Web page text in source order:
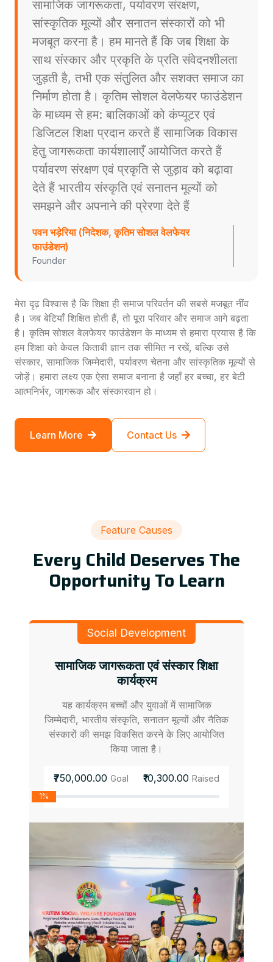
सामाजिक जागरूकता, पर्यावरण संरक्षण,
सांस्कृतिक मूल्यों और सनातन संस्कारों को भी
मजबूत करना है। हम मानते हैं कि जब शिक्षा के
साथ संस्कार और प्रकृति के प्रति संवेदनशीलता
जुड़ती है, तभी एक संतुलित और सशक्त समाज का
निर्माण होता है। कृतिम सोशल वेलफेयर फाउंडेशन
के माध्यम से हम: बालिकाओं को कंप्यूटर एवं
डिजिटल शिक्षा प्रदान करते हैं सामाजिक विकास
हेतु जागरूकता कार्यशालाएँ आयोजित करते हैं
पर्यावरण संरक्षण एवं प्रकृति से जुड़ाव को बढ़ावा
देते हैं भारतीय संस्कृति एवं सनातन मूल्यों को
समझने और अपनाने की प्रेरणा देते हैं
पवन भड़ेरिया (निदेशक, कृतिम सोशल वेलफेयर
फाउंडेशन)
Founder
मेरा दृढ़ विश्वास है कि शिक्षा ही समाज परिवर्तन की सबसे मजबूत नींव
है। जब बेटियाँ शिक्षित होती हैं, तो पूरा परिवार और समाज आगे बढ़ता
है। कृतिम सोशल वेलफेयर फाउंडेशन के माध्यम से हमारा प्रयास है कि
हम शिक्षा को केवल किताबी ज्ञान तक सीमित न रखें, बल्कि उसे
संस्कार, सामाजिक जिम्मेदारी, पर्यावरण चेतना और सांस्कृतिक मूल्यों से
जोड़ें। हमारा लक्ष्य एक ऐसा समाज बनाना है जहाँ हर बच्चा, हर बेटी
आत्मनिर्भर, जागरूक और संस्कारवान हो।
Learn More Contact Us
Feature Causes
Every Child Deserves The
Opportunity To Learn
Social Development
सामाजिक जागरूकता एवं संस्कार शिक्षा
कार्यक्रम
यह कार्यक्रम बच्चों और युवाओं में सामाजिक
जिम्मेदारी, भारतीय संस्कृति, सनातन मूल्यों और नैतिक
संस्कारों की समझ विकसित करने के लिए आयोजित
किया जाता है।
₹750,000.00 Goal ₹10,300.00 Raised
1%